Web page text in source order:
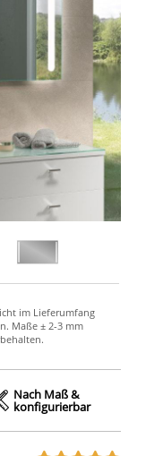
Nach Maß &
konfigurierbar